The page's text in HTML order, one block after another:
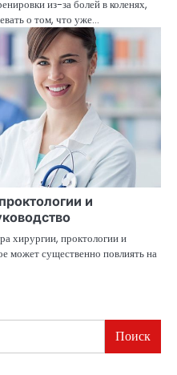
из-за болей в коленях,
о том, что уже…
и
хирургии, проктологии и
может существенно повлиять на
Поиск